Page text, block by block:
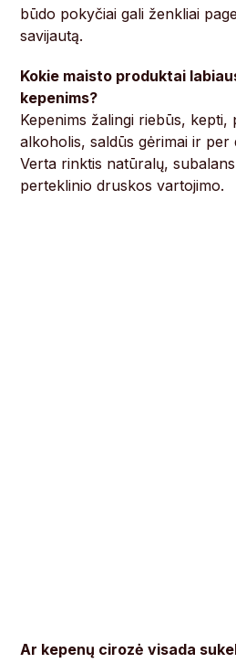
būdo pokyčiai gali ženkliai
savijautą.
Kokie maisto produktai
kepenims?
Kepenims žalingi riebūs,
alkoholis, saldūs gėrimai ir per
Verta rinktis natūralų,
perteklinio druskos vartojimo.
Ar kepenų cirozė visada